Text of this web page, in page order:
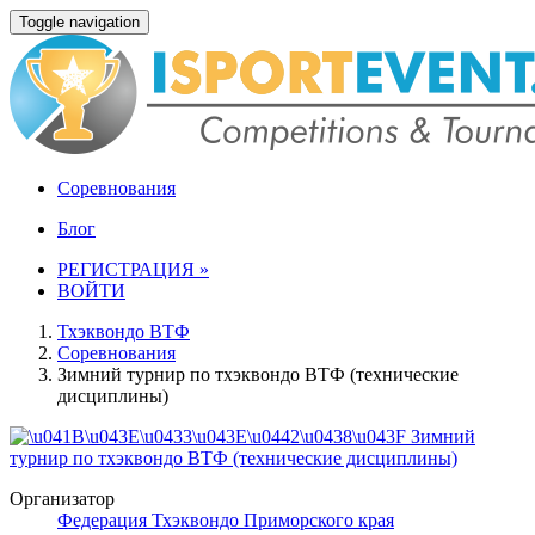
Toggle navigation
Соревнования
Блог
РЕГИСТРАЦИЯ »
ВОЙТИ
Тхэквондо ВТФ
Соревнования
Зимний турнир по тхэквондо ВТФ (технические
дисциплины)
Организатор
Федерация Тхэквондо Приморского края